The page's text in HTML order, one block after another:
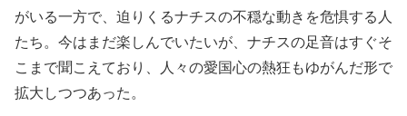
がいる一方で、迫りくるナチスの不穏な動きを危惧する人
たち。今はまだ楽しんでいたいが、ナチスの足音はすぐそ
こまで聞こえており、人々の愛国心の熱狂もゆがんだ形で
拡大しつつあった。